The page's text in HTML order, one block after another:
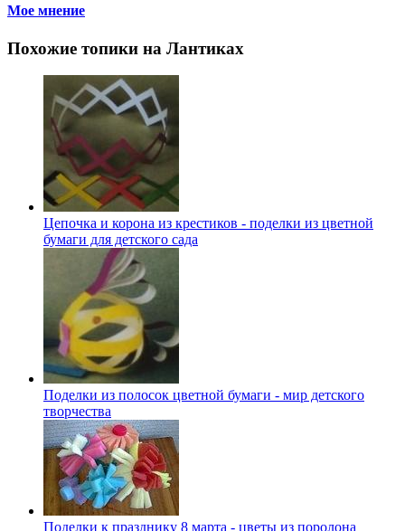
Мое мнение
Похожие топики на Лантиках
Цепочка и корона из крестиков - поделки из цветной
бумаги для детского сада
Поделки из полосок цветной бумаги - мир детского
творчества
Поделки к празднику 8 марта - цветы из поролона